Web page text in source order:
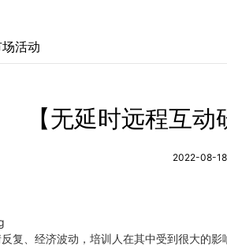
活动
【无延时远程互
2022-08-
复、经济波动，培训人在其中受到很大的